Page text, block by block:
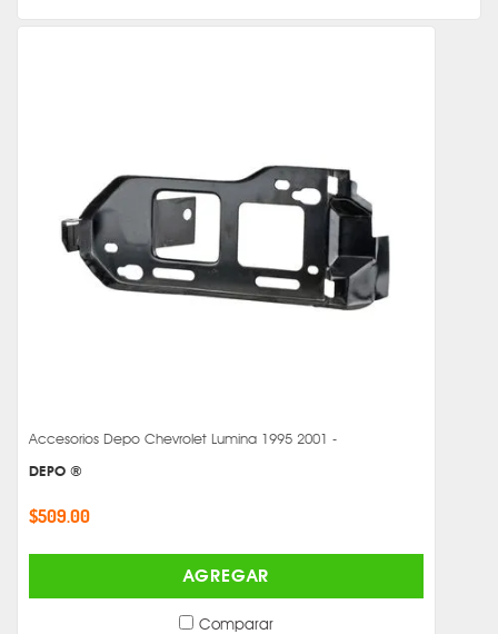
Accesorios Depo Chevrolet Lumina 1995 2001 -
DEPO ®
$509.00
AGREGAR
Comparar